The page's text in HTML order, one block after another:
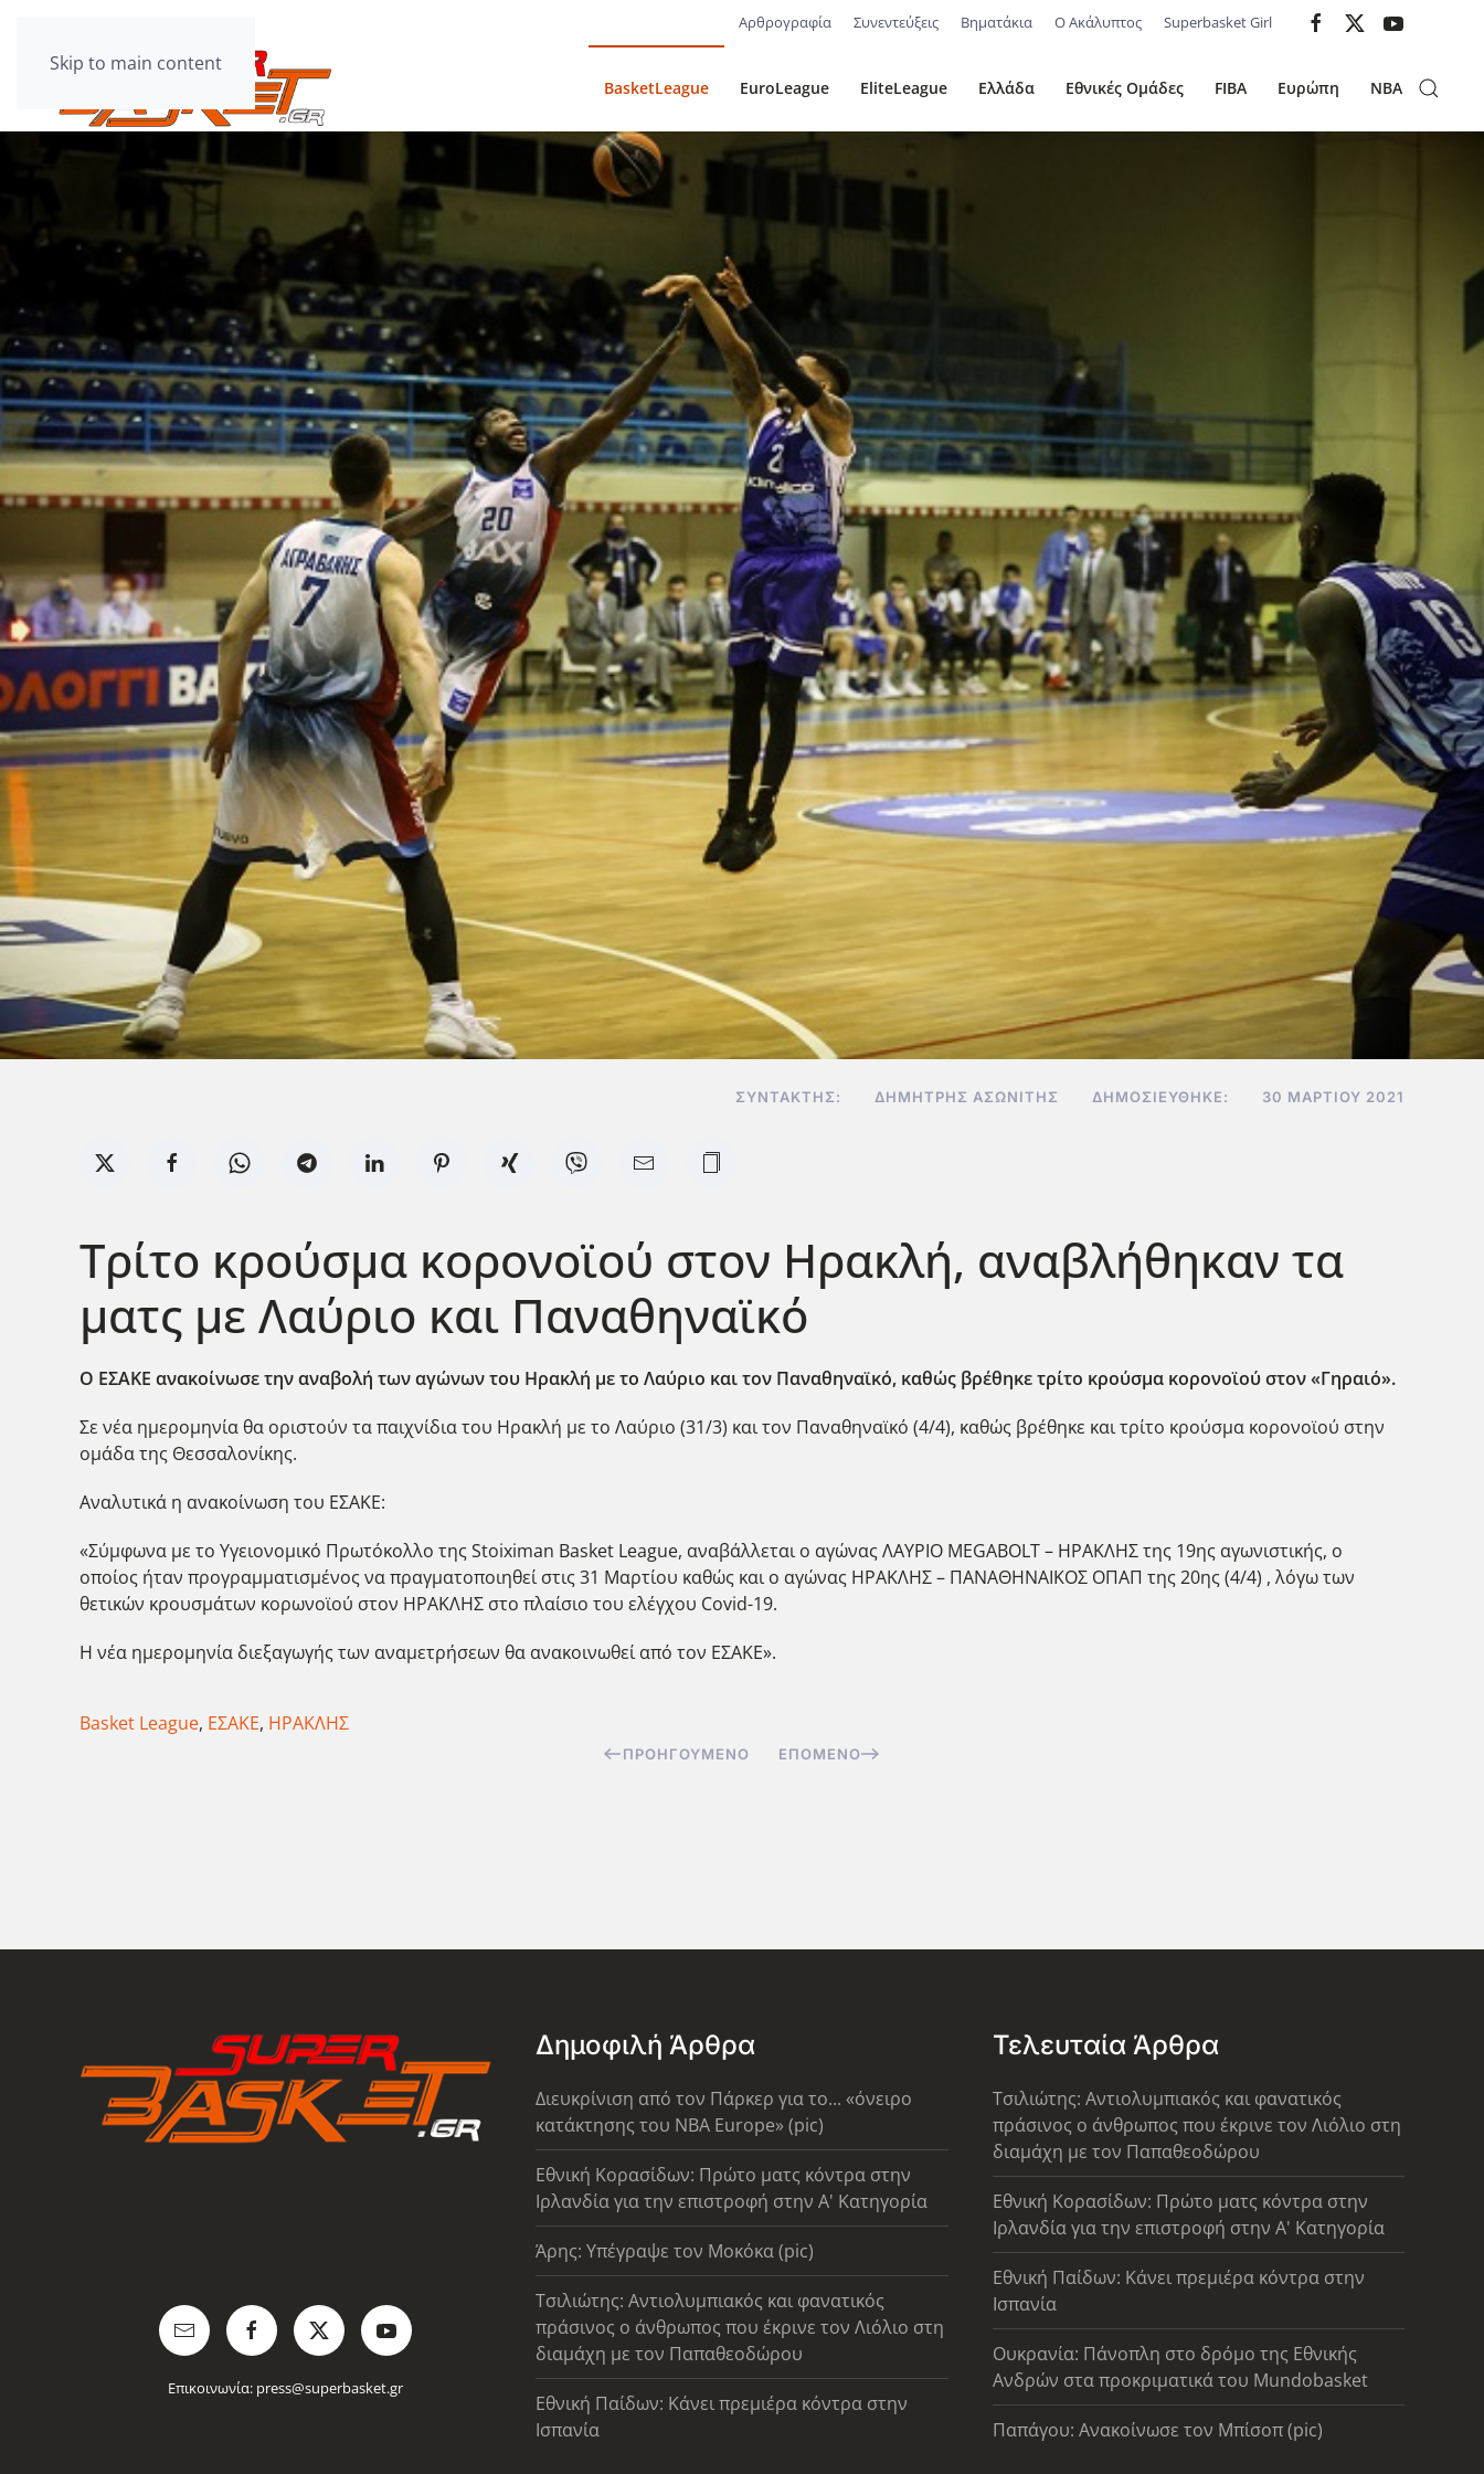
Skip to main content
Αρθρογραφία Συνεντεύξεις Βηματάκια Ο Ακάλυπτος Superbasket Girl
BasketLeague EuroLeague EliteLeague Ελλάδα Εθνικές Ομάδες FIBA Ευρώπη NBA
ΣΥΝΤΆΚΤΗΣ: ΔΗΜΉΤΡΗΣ ΑΣΩΝΊΤΗΣ ΔΗΜΟΣΙΕΎΘΗΚΕ: 30 ΜΑΡΤΊΟΥ 2021
Τρίτο κρούσμα κορονοϊού στον Ηρακλή, αναβλήθηκαν τα
ματς με Λαύριο και Παναθηναϊκό
Ο ΕΣΑΚΕ ανακοίνωσε την αναβολή των αγώνων του Ηρακλή με το Λαύριο και τον Παναθηναϊκό, καθώς βρέθηκε τρίτο κρούσμα κορονοϊού στον «Γηραιό».
Σε νέα ημερομηνία θα οριστούν τα παιχνίδια του Ηρακλή με το Λαύριο (31/3) και τον Παναθηναϊκό (4/4), καθώς βρέθηκε και τρίτο κρούσμα κορονοϊού στην
ομάδα της Θεσσαλονίκης.
Αναλυτικά η ανακοίνωση του ΕΣΑΚΕ:
«Σύμφωνα με το Υγειονομικό Πρωτόκολλο της Stoiximan Basket League, αναβάλλεται ο αγώνας ΛΑΥΡΙΟ MEGABOLT – ΗΡΑΚΛΗΣ της 19ης αγωνιστικής, ο
οποίος ήταν προγραμματισμένος να πραγματοποιηθεί στις 31 Μαρτίου καθώς και ο αγώνας ΗΡΑΚΛΗΣ – ΠΑΝΑΘΗΝΑΙΚΟΣ ΟΠΑΠ της 20ης (4/4) , λόγω των
θετικών κρουσμάτων κορωνοϊού στον ΗΡΑΚΛΗΣ στο πλαίσιο του ελέγχου Covid-19.
Η νέα ημερομηνία διεξαγωγής των αναμετρήσεων θα ανακοινωθεί από τον ΕΣΑΚΕ».
Basket League, ΕΣΑΚΕ, ΗΡΑΚΛΗΣ
ΠΡΟΗΓΟΎΜΕΝΟ ΕΠΌΜΕΝΟ
Επικοινωνία: press@superbasket.gr
Δημοφιλή Άρθρα
Διευκρίνιση από τον Πάρκερ για το... «όνειρο
κατάκτησης του ΝΒΑ Europe» (pic)
Εθνική Κορασίδων: Πρώτο ματς κόντρα στην
Ιρλανδία για την επιστροφή στην Α' Κατηγορία
Άρης: Υπέγραψε τον Μοκόκα (pic)
Τσιλιώτης: Αντιολυμπιακός και φανατικός
πράσινος ο άνθρωπος που έκρινε τον Λιόλιο στη
διαμάχη με τον Παπαθεοδώρου
Εθνική Παίδων: Κάνει πρεμιέρα κόντρα στην
Ισπανία
Τελευταία Άρθρα
Τσιλιώτης: Αντιολυμπιακός και φανατικός
πράσινος ο άνθρωπος που έκρινε τον Λιόλιο στη
διαμάχη με τον Παπαθεοδώρου
Εθνική Κορασίδων: Πρώτο ματς κόντρα στην
Ιρλανδία για την επιστροφή στην Α' Κατηγορία
Εθνική Παίδων: Κάνει πρεμιέρα κόντρα στην
Ισπανία
Ουκρανία: Πάνοπλη στο δρόμο της Εθνικής
Ανδρών στα προκριματικά του Mundobasket
Παπάγου: Ανακοίνωσε τον Μπίσοπ (pic)